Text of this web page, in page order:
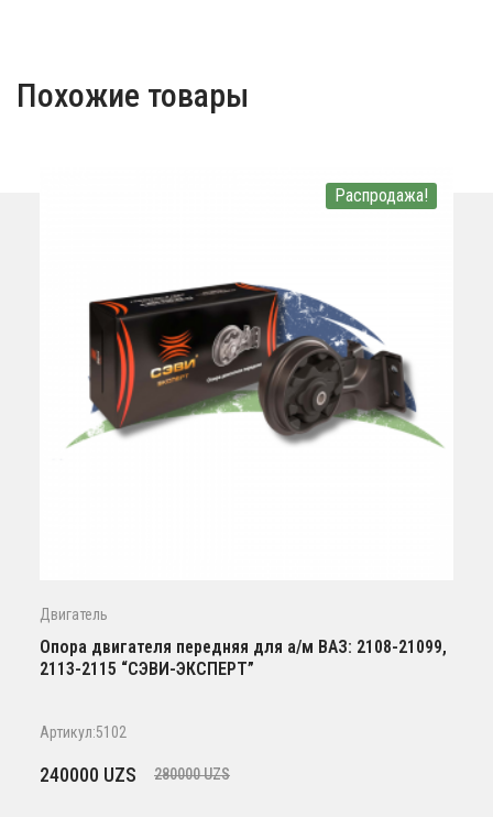
Похожие товары
Распродажа!
Двигатель
Опора двигателя передняя для а/м ВАЗ: 2108-21099,
2113-2115 “СЭВИ-ЭКСПЕРТ”
Артикул:5102
280000UZS
Первоначальная
240000 UZS
Текущая